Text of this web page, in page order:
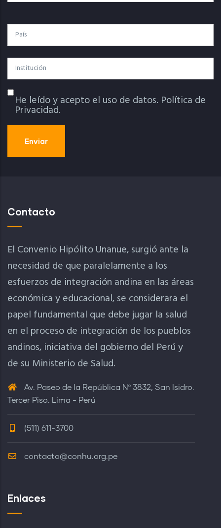
País
Institución
Política De Privacidad
He leído y acepto el uso de datos. Política de
Privacidad.
Contacto
El Convenio Hipólito Unanue, surgió ante la
necesidad de que paralelamente a los
esfuerzos de integración andina en las áreas
económica y educacional, se considerara el
papel fundamental que debe jugar la salud
en el proceso de integración de los pueblos
andinos, iniciativa del gobierno del Perú y
de su Ministerio de Salud.
Av. Paseo de la República Nº 3832, San Isidro.
Tercer Piso. Lima - Perú
(511) 611-3700
contacto@conhu.org.pe
Enlaces